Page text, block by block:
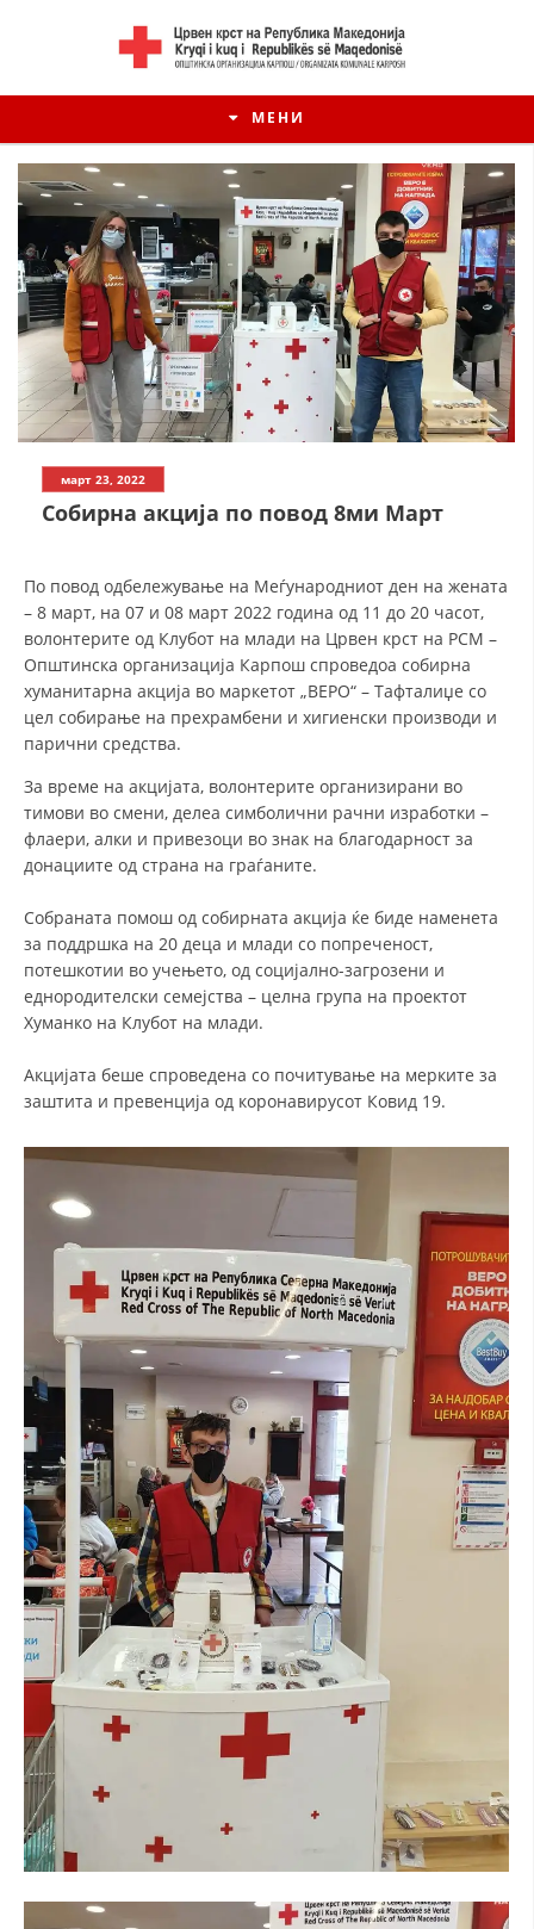
МЕНИ
ДЕЈСТВУВАЊЕ
СТРАТЕГИИ
ЕДУКАТИВНО ИНФОРМАТИВНИ МАТЕРИЈАЛИ
БРОШУРИ
ПОСТЕРИ
ПРЕЗЕНТАЦИИ
март 23, 2022
Собирна акција по повод 8ми Март
По повод одбележување на Меѓународниот ден на жената
– 8 март, на 07 и 08 март 2022 година од 11 до 20 часот,
волонтерите од Клубот на млади на Црвен крст на РСМ –
Општинска организација Карпош спроведоа собирна
хуманитарна акција во маркетот „ВЕРО“ – Тафталиџе со
цел собирање на прехрамбени и хигиенски производи и
парични средства.
За време на акцијата, волонтерите организирани во
тимови во смени, делеа симболични рачни изработки –
флаери, алки и привезоци во знак на благодарност за
донациите од страна на граѓаните.
Собраната помош од собирната акција ќе биде наменета
за поддршка на 20 деца и млади со попреченост,
потешкотии во учењето, од социјално-загрозени и
еднородителски семејства – целна група на проектот
Хуманко на Клубот на млади.
Акцијата беше спроведена со почитување на мерките за
заштита и превенција од коронавирусот Ковид 19.